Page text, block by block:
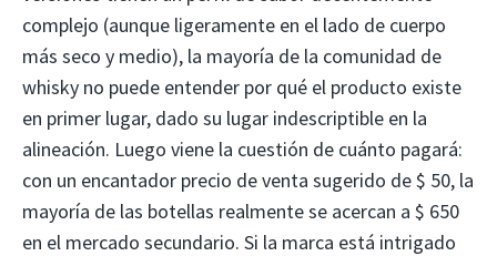
complejo (aunque ligeramente en el lado de cuerpo
más seco y medio), la mayoría de la comunidad de
whisky no puede entender por qué el producto existe
en primer lugar, dado su lugar indescriptible en la
alineación. Luego viene la cuestión de cuánto pagará:
con un encantador precio de venta sugerido de $ 50, la
mayoría de las botellas realmente se acercan a $ 650
en el mercado secundario. Si la marca está intrigado